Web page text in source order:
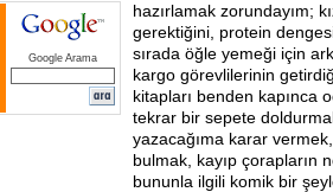
Google Arama
hazırlamak zorundayım;
gerektiğini, protein
sırada öğle yemeği için
kargo görevlilerinin
kitapları benden kapınca
tekrar bir sepete
yazacağıma karar
bulmak, kayıp çorapların
bununla ilgili komik bir